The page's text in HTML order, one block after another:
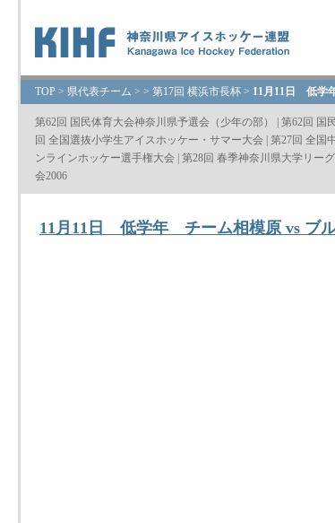
TOP > 県代表チーム > > 第17回 横浜市長杯 > 11月11日 低学
第62回 国民体育大会神奈川県予選会（少年の部） | 第62回 国
回 全国選抜小学生アイスホッケー・サマー大会 | 第27回 全国
ンラインホッケー選手権大会 | 第28回 春季神奈川県大学リー
会2006
11月11日 低学年 チーム相模原 vs ブ